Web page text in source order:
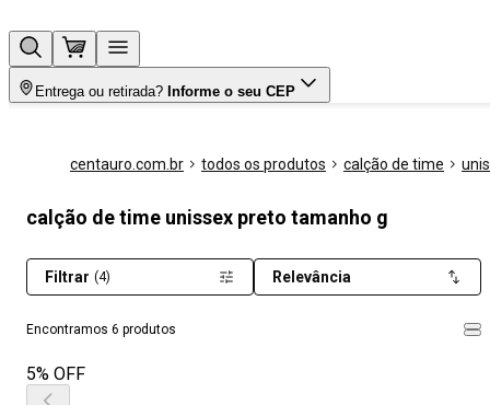
Entrega ou retirada? Informe o seu CEP
centauro.com.br todos os produtos calção de time
calção de time unissex preto tamanho g
Encontramos 6 produtos
Filtrar (4) Relevância
5% OFF